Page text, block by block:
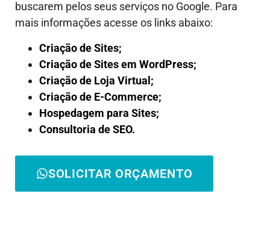
buscarem pelos seus serviços no Google. Para
mais informações acesse os links abaixo:
Criação de Sites;
Criação de Sites em WordPress;
Criação de Loja Virtual;
Criação de E-Commerce;
Hospedagem para Sites;
Consultoria de SEO.
SOLICITAR ORÇAMENTO